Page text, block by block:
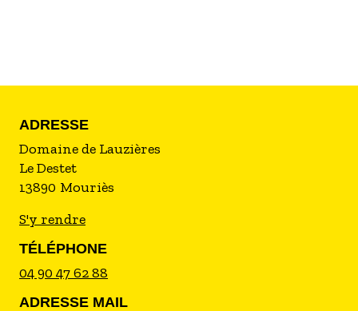
ADRESSE
Domaine de Lauzières
Le Destet
13890 Mouriès
S'y rendre
TÉLÉPHONE
04 90 47 62 88
ADRESSE MAIL